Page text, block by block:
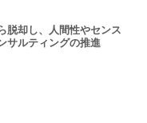
脱却し、人間性やセンス
サルティングの推進